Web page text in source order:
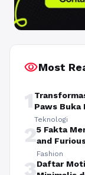
visibilityMost
1 Paws Buka
Teknologi
25 Fakta
and
Fashion
3Daftar